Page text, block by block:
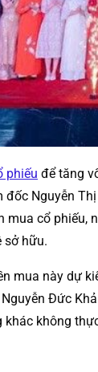
phiếu để tăng
đốc Nguyễn
mua cổ phiếu,
sở hữu.
mua này dự
Đức
không